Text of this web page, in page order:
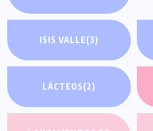
ISIS VALLE(3)
LÁCTEOS(2)